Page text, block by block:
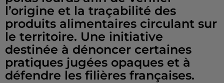
l’origine et la traçabilité des
produits alimentaires circulant sur
le territoire. Une initiative
destinée à dénoncer certaines
pratiques jugées opaques et à
défendre les filières françaises.